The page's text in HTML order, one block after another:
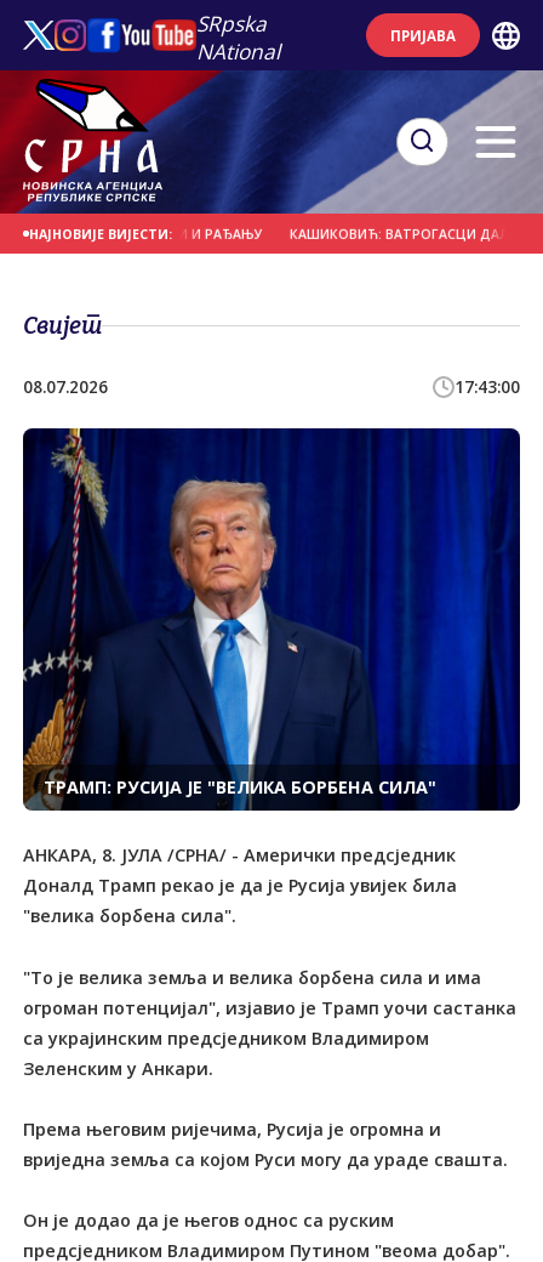
SRpska
NAtional
ПРИЈАВА
НАЈНОВИЈЕ ВИЈЕСТИ:
ПОРОДИЦИ И РАЂАЊУ КАШИКОВИЋ: ВАТРОГАСЦИ ДАЛИ СВОЈ
Свијет
08.07.2026 17:43:00
ТРАМП: РУСИЈА ЈЕ "ВЕЛИКА БОРБЕНА СИЛА"
АНКАРА, 8. ЈУЛА /СРНА/ - Амерички предсједник
Доналд Трамп рекао је да је Русија увијек била
"велика борбена сила".
"То је велика земља и велика борбена сила и има
огроман потенцијал", изјавио је Трамп уочи састанка
са украјинским предсједником Владимиром
Зеленским у Анкари.
Према његовим ријечима, Русија је огромна и
вриједна земља са којом Руси могу да ураде свашта.
Он је додао да је његов однос са руским
предсједником Владимиром Путином "веома добар".